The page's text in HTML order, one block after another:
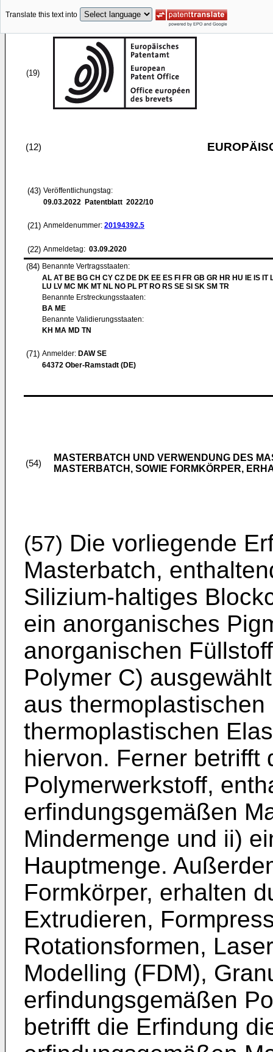
Translate this text into
(19)
(12)
(43) Veröffentlichungstag:
09.03.2022 Patentblatt 2022/10
(21) Anmeldenummer: 20194392.5
(22) Anmeldetag: 03.09.2020
(84) Benannte Vertragsstaaten:
AL AT BE BG CH CY CZ DE DK EE ES FI FR GB GR HR HU IE IS IT
LU LV MC MK MT NL NO PL PT RO RS SE SI SK SM TR
Benannte Erstreckungsstaaten:
BA ME
Benannte Validierungsstaaten:
KH MA MD TN
(71) Anmelder: DAW SE
64372 Ober-Ramstadt (DE)
(54)
MASTERBATCH UND VERWENDUNG DES
MASTERBATCH, SOWIE FORMKÖRPER,
(57) Die vorliegende
Masterbatch,
Silizium-haltiges
ein anorganisches
anorganischen
Polymer C)
aus thermoplastischen
thermoplastischen
hiervon. Ferner betrifft
Polymerwerkstoff,
erfindungsgemäßen
Mindermenge und ii)
Hauptmenge.
Formkörper, erhalten
Extrudieren,
Rotationsformen,
Modelling (FDM),
erfindungsgemäßen
betrifft die Erfindung